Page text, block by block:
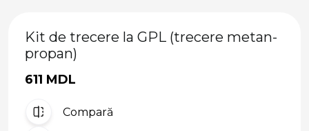
Kit de trecere la GPL (trecere metan-
propan)
611 MDL
Compară